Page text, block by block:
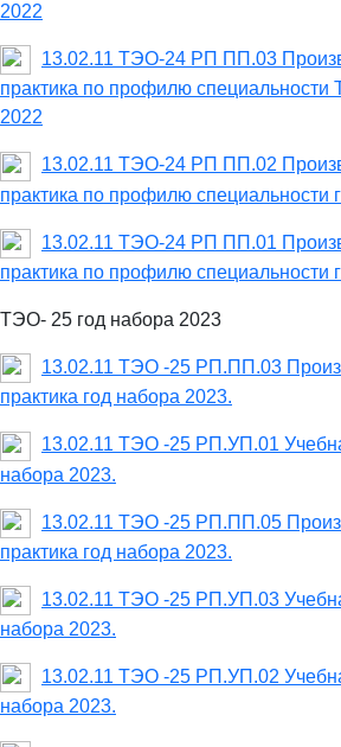
2022
13.02.11 ТЭО-24 РП ПП.03
практика по профилю
2022
13.02.11 ТЭО-24 РП ПП.02
практика по профилю специальности
13.02.11 ТЭО-24 РП ПП.01
практика по профилю специальности
ТЭО- 25 год набора 2023
13.02.11 ТЭО -25 РП.ПП.03
практика год набора 2023.
13.02.11 ТЭО -25 РП.УП.01
набора 2023.
13.02.11 ТЭО -25 РП.ПП.05
практика год набора 2023.
13.02.11 ТЭО -25 РП.УП.03
набора 2023.
13.02.11 ТЭО -25 РП.УП.02
набора 2023.